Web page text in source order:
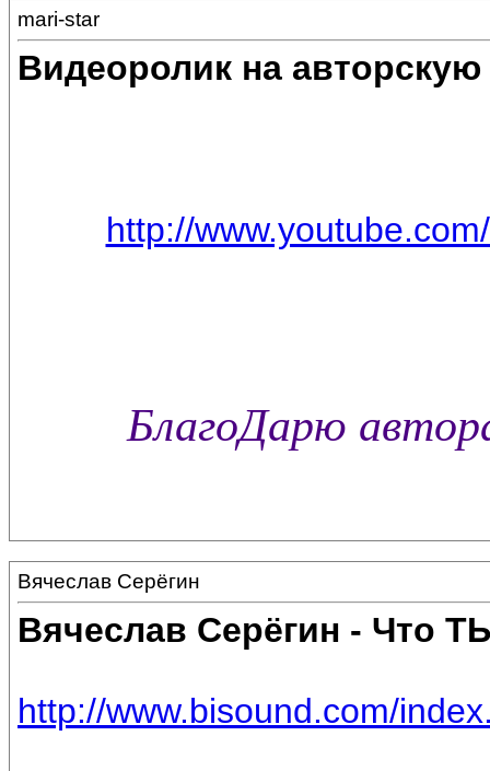
mari-star
Видеоролик на
http://
БлагоДарю
Вячеслав Серёгин
Вячеслав Серёгин - Что
http://www.bisound.com/